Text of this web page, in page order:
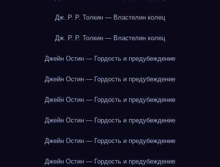
Дж. Р. Р. Толкин — Властелин колец
Дж. Р. Р. Толкин — Властелин колец
Джейн Остин — Гордость и предубеждение
Джейн Остин — Гордость и предубеждение
Джейн Остин — Гордость и предубеждение
Джейн Остин — Гордость и предубеждение
Джейн Остин — Гордость и предубеждение
Джейн Остин — Гордость и предубеждение